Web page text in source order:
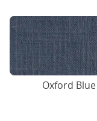
Oxford Blue